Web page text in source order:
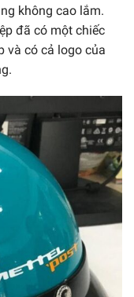
không cao lắm.
đã có một chiếc
và có cả logo của